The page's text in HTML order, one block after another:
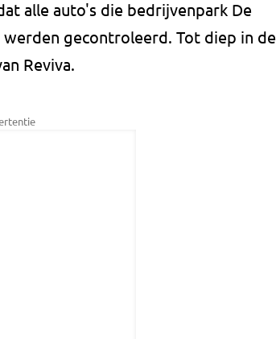
alle auto's die bedrijvenpark De
gecontroleerd. Tot diep in de
Reviva.